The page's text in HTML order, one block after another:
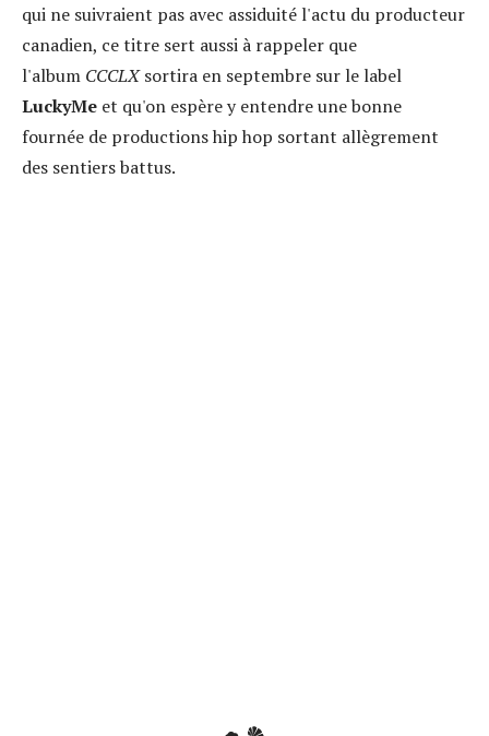
qui ne suivraient pas avec assiduité l'actu du producteur
canadien, ce titre sert aussi à rappeler que
l'album CCCLXsortira en septembre sur le label
LuckyMe et qu'on espère y entendre une bonne
fournée de productions hip hop sortant allègrement
des sentiers battus.